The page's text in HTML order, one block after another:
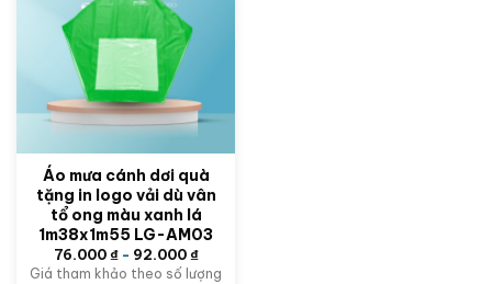
Áo mưa cánh dơi quà
tặng in logo vải dù vân
tổ ong màu xanh lá
1m38x1m55 LG-AM03
76.000 ₫- 92.000 ₫
Giá tham khảo theo số lượng